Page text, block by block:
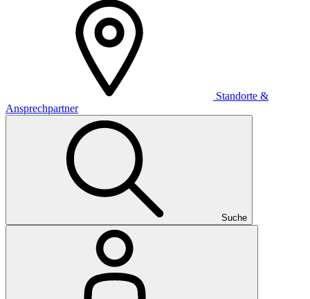
Standorte &
Ansprechpartner
Suche